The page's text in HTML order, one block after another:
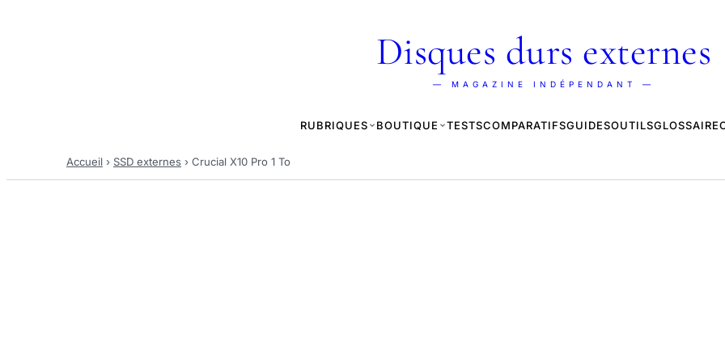
Disques durs externes
— MAGAZINE INDÉPENDANT —
RUBRIQUES BOUTIQUE TESTSCOMPARATIFSGUIDESOUTILSGLOSSAIRE
Accueil › SSD externes › Crucial X10 Pro 1 To